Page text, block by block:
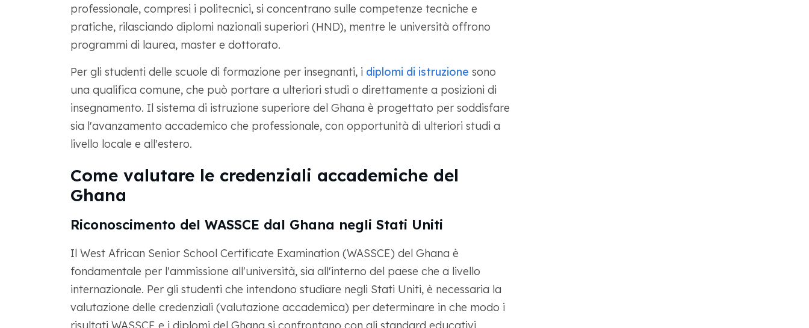
professionale, compresi i politecnici, si concentrano sulle competenze tecniche e
pratiche, rilasciando diplomi nazionali superiori (HND), mentre le università offrono
programmi di laurea, master e dottorato.
Per gli studenti delle scuole di formazione per insegnanti, i diplomi di istruzione sono
una qualifica comune, che può portare a ulteriori studi o direttamente a posizioni di
insegnamento. Il sistema di istruzione superiore del Ghana è progettato per soddisfare
sia l'avanzamento accademico che professionale, con opportunità di ulteriori studi a
livello locale e all'estero.
Come valutare le credenziali accademiche del
Ghana
Riconoscimento del WASSCE dal Ghana negli Stati Uniti
Il West African Senior School Certificate Examination (WASSCE) del Ghana è
fondamentale per l'ammissione all'università, sia all'interno del paese che a livello
internazionale. Per gli studenti che intendono studiare negli Stati Uniti, è necessaria la
valutazione delle credenziali (valutazione accademica) per determinare in che modo i